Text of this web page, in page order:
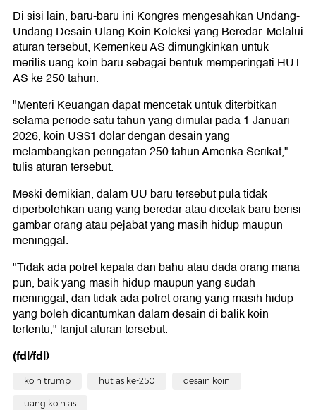
Di sisi lain, baru-baru ini Kongres mengesahkan Undang-
Undang Desain Ulang Koin Koleksi yang Beredar. Melalui
aturan tersebut, Kemenkeu AS dimungkinkan untuk
merilis uang koin baru sebagai bentuk memperingati HUT
AS ke 250 tahun.
"Menteri Keuangan dapat mencetak untuk diterbitkan
selama periode satu tahun yang dimulai pada 1 Januari
2026, koin US$1 dolar dengan desain yang
melambangkan peringatan 250 tahun Amerika Serikat,"
tulis aturan tersebut.
Meski demikian, dalam UU baru tersebut pula tidak
diperbolehkan uang yang beredar atau dicetak baru berisi
gambar orang atau pejabat yang masih hidup maupun
meninggal.
"Tidak ada potret kepala dan bahu atau dada orang mana
pun, baik yang masih hidup maupun yang sudah
meninggal, dan tidak ada potret orang yang masih hidup
yang boleh dicantumkan dalam desain di balik koin
tertentu," lanjut aturan tersebut.
(fdl/fdl)
koin trump hut as ke-250 desain koin
uang koin as